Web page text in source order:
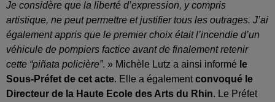
Je considère que la liberté d’expression, y compris
artistique, ne peut permettre et justifier tous les outrages. J’ai
également appris que le premier choix était l’incendie d’un
véhicule de pompiers factice avant de finalement retenir
cette “piñata policière”. » Michèle Lutz a ainsi informé le
Sous-Préfet de cet acte. Elle a égalementconvoqué le
Directeur de la Haute Ecole des Arts du Rhin. Le Préfet